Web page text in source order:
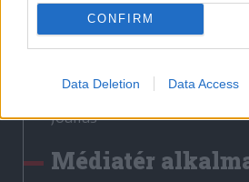
CONFIRM
Data Deletion Data Access
Erdélyi Napló
Főtér
Rádió GaGa
Jóállás
Médiatér